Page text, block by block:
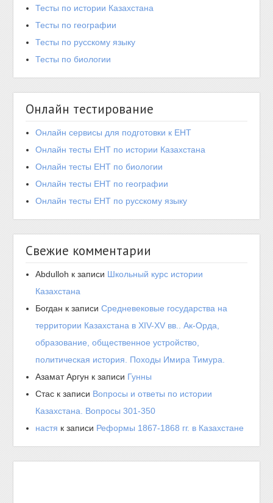
Тесты по истории Казахстана
Тесты по географии
Тесты по русскому языку
Тесты по биологии
Онлайн тестирование
Онлайн сервисы для подготовки к ЕНТ
Онлайн тесты ЕНТ по истории Казахстана
Онлайн тесты ЕНТ по биологии
Онлайн тесты ЕНТ по географии
Онлайн тесты ЕНТ по русскому языку
Свежие комментарии
Abdulloh к записи Школьный курс истории
Казахстана
Богдан к записиСредневековые государства на
территории Казахстана в XIV-XV вв.. Ак-Орда,
образование, общественное устройство,
политическая история. Походы Имира Тимура.
Азамат Аргун к записи Гунны
Стас к записи Вопросы и ответы по истории
Казахстана. Вопросы 301-350
настя к записи Реформы 1867-1868 гг. в Казахстане